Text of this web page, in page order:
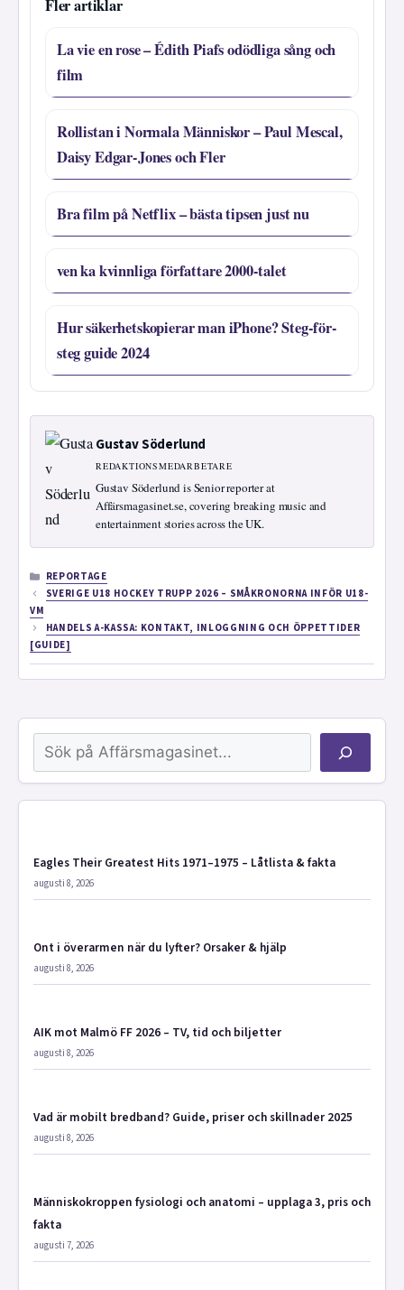
Fler artiklar
La vie en rose – Édith Piafs odödliga sång och
film
Rollistan i Normala Människor – Paul Mescal,
Daisy Edgar-Jones och Fler
Bra film på Netflix – bästa tipsen just nu
ven ka kvinnliga författare 2000-talet
Hur säkerhetskopierar man iPhone? Steg-för-
steg guide 2024
Gustav Söderlund
REDAKTIONSMEDARBETARE
Gustav Söderlund is Senior reporter at
Affärsmagasinet.se, covering breaking music and
entertainment stories across the UK.
KATEGORIER
REPORTAGE
SVERIGE U18 HOCKEY TRUPP 2026 – SMÅKRONORNA INFÖR U18-
VM
HANDELS A-KASSA: KONTAKT, INLOGGNING OCH ÖPPETTIDER
[GUIDE]
Sök
Eagles Their Greatest Hits 1971–1975 – Låtlista & fakta
augusti 8, 2026
Ont i överarmen när du lyfter? Orsaker & hjälp
augusti 8, 2026
AIK mot Malmö FF 2026 – TV, tid och biljetter
augusti 8, 2026
Vad är mobilt bredband? Guide, priser och skillnader 2025
augusti 8, 2026
Människokroppen fysiologi och anatomi – upplaga 3, pris och
fakta
augusti 7, 2026